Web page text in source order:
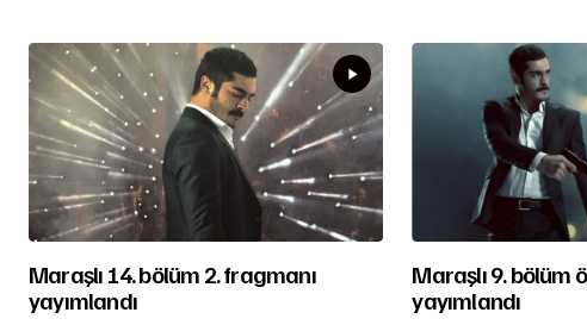
Maraşlı 14. bölüm 2. fragmanı
yayımlandı
Maraşlı 9. bölüm
yayımlandı